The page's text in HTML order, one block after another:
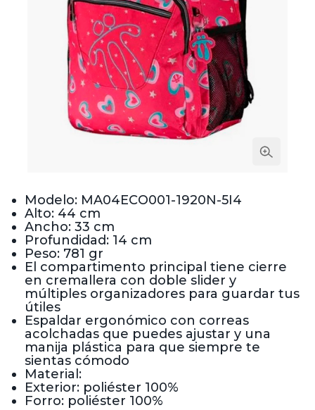
Modelo: MA04ECO001-1920N-5I4
Alto: 44 cm
Ancho: 33 cm
Profundidad: 14 cm
Peso: 781 gr
El compartimento principal tiene cierre
en cremallera con doble slider y
múltiples organizadores para guardar tus
útiles
Espaldar ergonómico con correas
acolchadas que puedes ajustar y una
manija plástica para que siempre te
sientas cómodo
Material:
Exterior: poliéster 100%
Forro: poliéster 100%